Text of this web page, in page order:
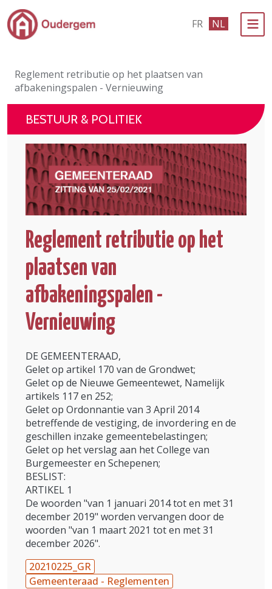
Ga naar de hoofdinhoud FR NL
Evenementen & Verenigingen
eLoket
Leven in Oudergem
In 1 klik
Reglement retributie op het plaatsen van
afbakeningspalen - Vernieuwing
BESTUUR & POLITIEK
Reglement retributie op het
plaatsen van
afbakeningspalen -
Vernieuwing
DE GEMEENTERAAD,
Gelet op artikel 170 van de Grondwet;
Gelet op de Nieuwe Gemeentewet, Namelijk
artikels 117 en 252;
Gelet op Ordonnantie van 3 April 2014
betreffende de vestiging, de invordering en de
geschillen inzake gemeentebelastingen;
Gelet op het verslag aan het College van
Burgemeester en Schepenen;
BESLIST:
ARTIKEL 1
De woorden "van 1 januari 2014 tot en met 31
december 2019" worden vervangen door de
woorden "van 1 maart 2021 tot en met 31
december 2026".
20210225_GR
Gemeenteraad - Reglementen